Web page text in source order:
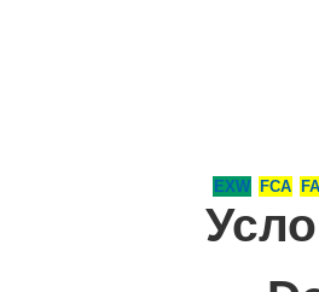
EXW FCA